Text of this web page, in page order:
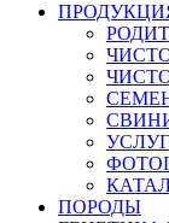
ПОРОДЫ